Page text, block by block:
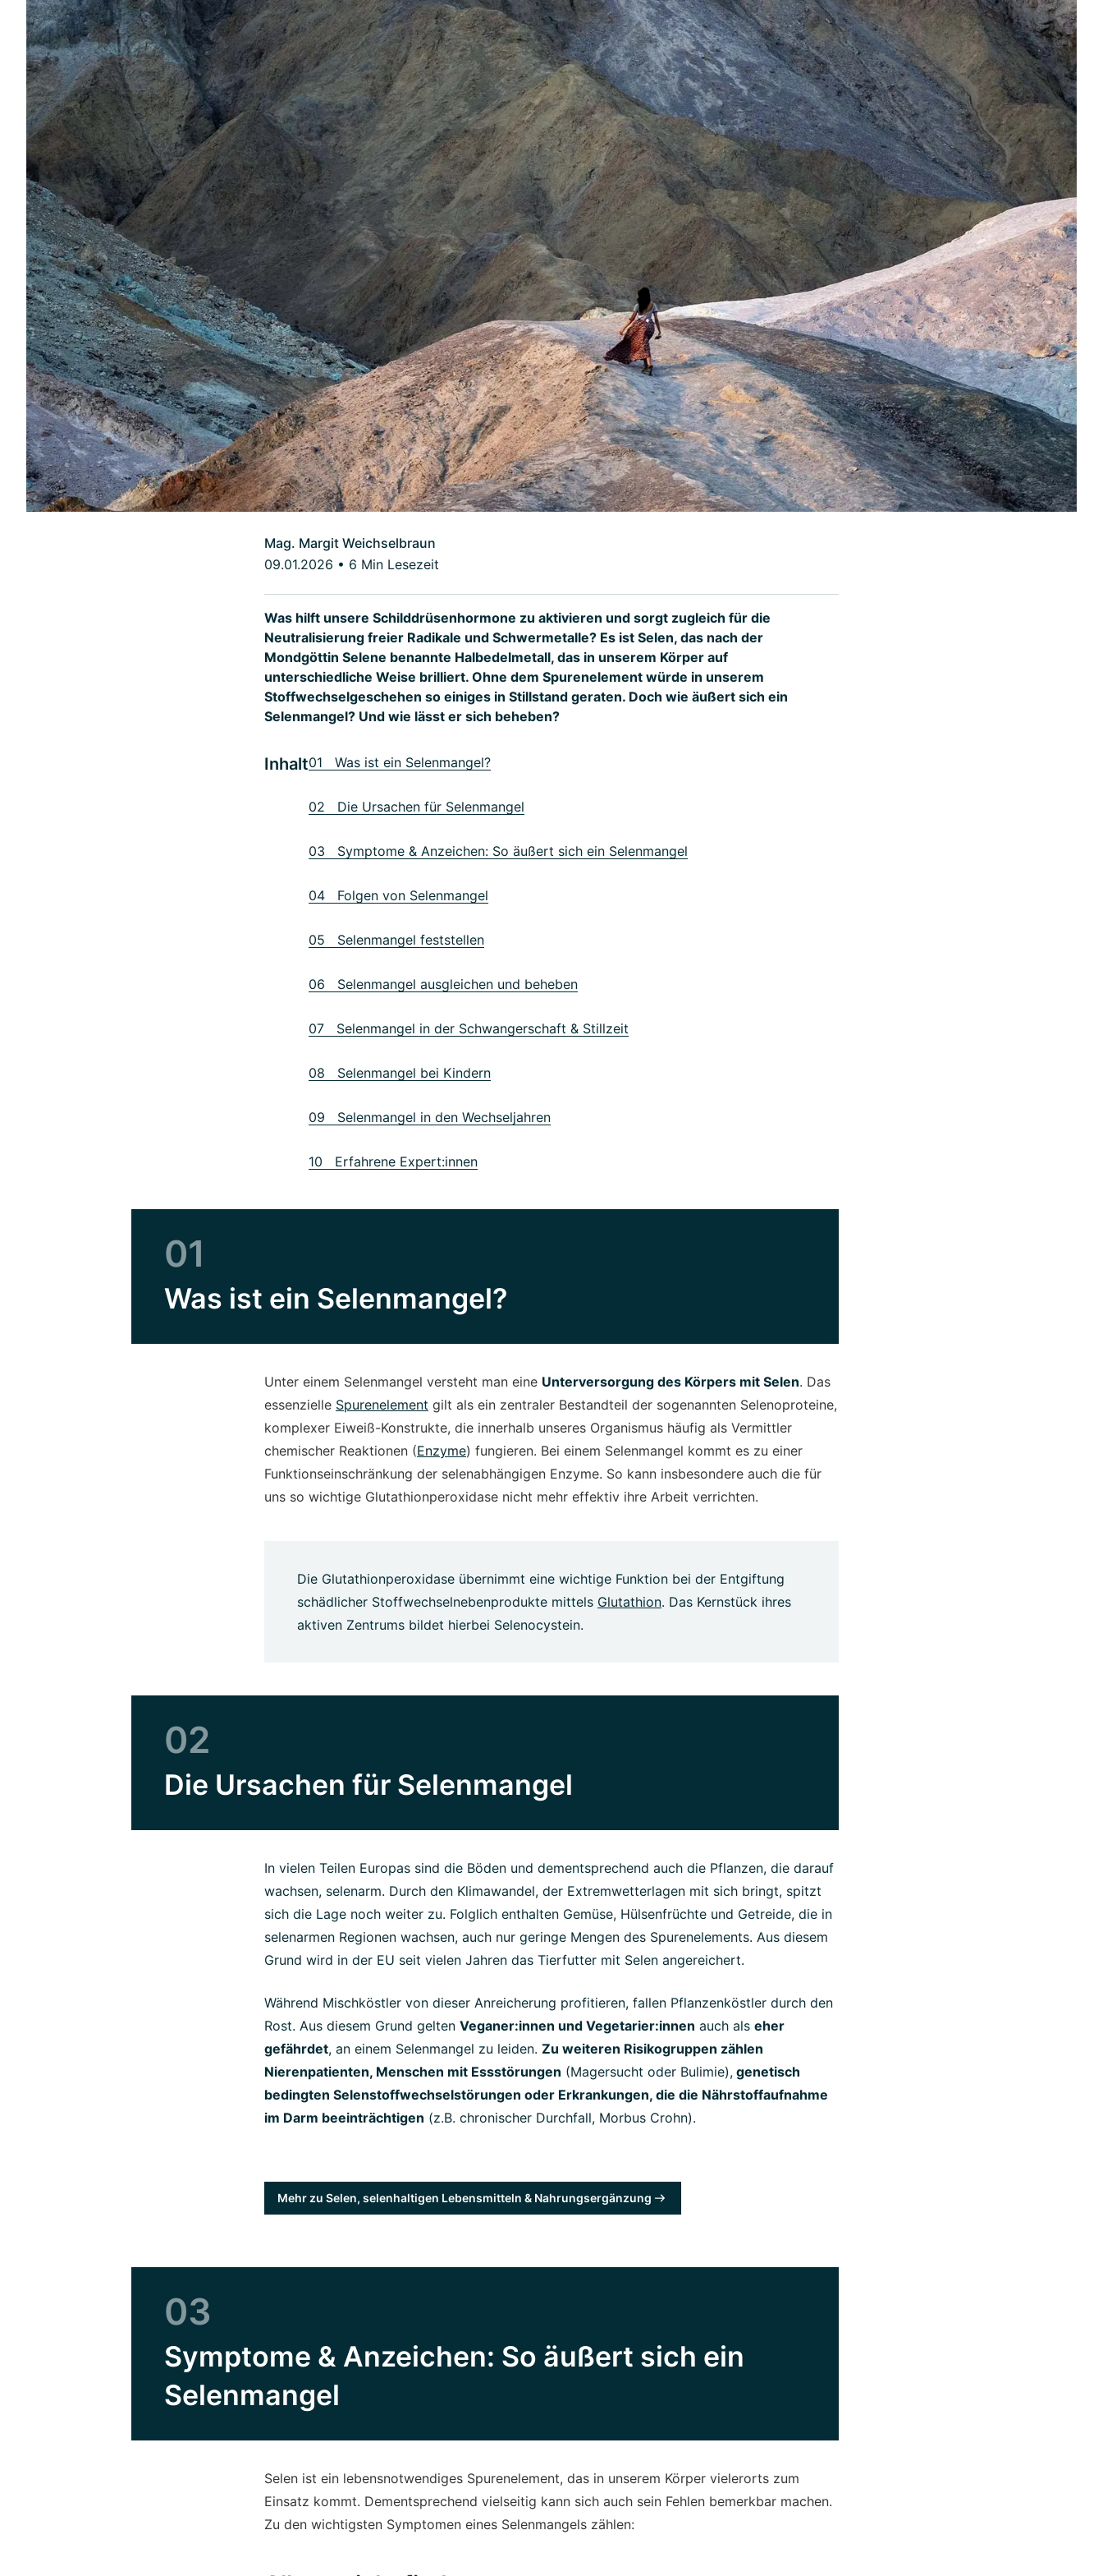
Mag. Margit Weichselbraun
09.01.2026 • 6 Min Lesezeit
Was hilft unsere Schilddrüsenhormone zu aktivieren und sorgt zugleich für die
Neutralisierung freier Radikale und Schwermetalle? Es ist Selen, das nach der
Mondgöttin Selene benannte Halbedelmetall, das in unserem Körper auf
unterschiedliche Weise brilliert. Ohne dem Spurenelement würde in unserem
Stoffwechselgeschehen so einiges in Stillstand geraten. Doch wie äußert sich ein
Selenmangel? Und wie lässt er sich beheben?
Inhalt01 Was ist ein Selenmangel?
02 Die Ursachen für Selenmangel
03 Symptome & Anzeichen: So äußert sich ein Selenmangel
04 Folgen von Selenmangel
05 Selenmangel feststellen
06 Selenmangel ausgleichen und beheben
07 Selenmangel in der Schwangerschaft & Stillzeit
08 Selenmangel bei Kindern
09 Selenmangel in den Wechseljahren
10 Erfahrene Expert:innen
01
Was ist ein Selenmangel?
Unter einem Selenmangel versteht man eine Unterversorgung des Körpers mit Selen. Das
essenzielle Spurenelement gilt als ein zentraler Bestandteil der sogenannten Selenoproteine,
komplexer Eiweiß-Konstrukte, die innerhalb unseres Organismus häufig als Vermittler
chemischer Reaktionen (Enzyme) fungieren. Bei einem Selenmangel kommt es zu einer
Funktionseinschränkung der selenabhängigen Enzyme. So kann insbesondere auch die für
uns so wichtige Glutathionperoxidase nicht mehr effektiv ihre Arbeit verrichten.
Die Glutathionperoxidase übernimmt eine wichtige Funktion bei der Entgiftung
schädlicher Stoffwechselnebenprodukte mittels Glutathion. Das Kernstück ihres
aktiven Zentrums bildet hierbei Selenocystein.
02
Die Ursachen für Selenmangel
In vielen Teilen Europas sind die Böden und dementsprechend auch die Pflanzen, die darauf
wachsen, selenarm. Durch den Klimawandel, der Extremwetterlagen mit sich bringt, spitzt
sich die Lage noch weiter zu. Folglich enthalten Gemüse, Hülsenfrüchte und Getreide, die in
selenarmen Regionen wachsen, auch nur geringe Mengen des Spurenelements. Aus diesem
Grund wird in der EU seit vielen Jahren das Tierfutter mit Selen angereichert.
Während Mischköstler von dieser Anreicherung profitieren, fallen Pflanzenköstler durch den
Rost. Aus diesem Grund gelten Veganer:innen und Vegetarier:innen auch als eher
gefährdet, an einem Selenmangel zu leiden. Zu weiteren Risikogruppen zählen
Nierenpatienten, Menschen mit Essstörungen (Magersucht oder Bulimie), genetisch
bedingten Selenstoffwechselstörungen oder Erkrankungen, die die Nährstoffaufnahme
im Darm beeinträchtigen (z.B. chronischer Durchfall, Morbus Crohn).
Mehr zu Selen, selenhaltigen Lebensmitteln & Nahrungsergänzung
03
Symptome & Anzeichen: So äußert sich ein
Selenmangel
Selen ist ein lebensnotwendiges Spurenelement, das in unserem Körper vielerorts zum
Einsatz kommt. Dementsprechend vielseitig kann sich auch sein Fehlen bemerkbar machen.
Zu den wichtigsten Symptomen eines Selenmangels zählen: